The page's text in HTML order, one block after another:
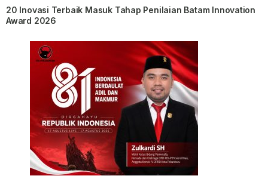
20 Inovasi Terbaik Masuk Tahap Penilaian Batam Innovation
Award 2026